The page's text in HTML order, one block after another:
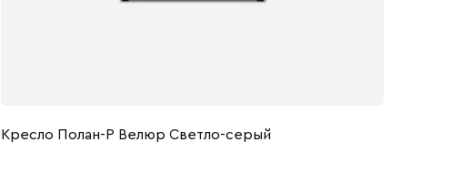
Кресло Полан-Р Велюр Светло-серый